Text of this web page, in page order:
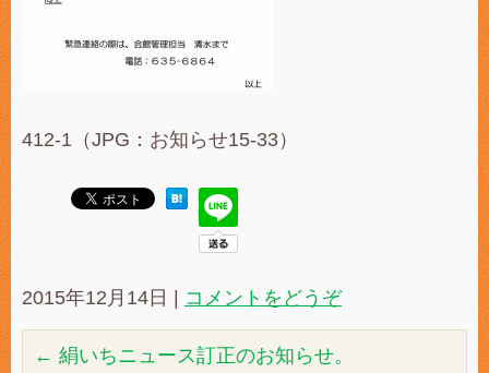
412-1（JPG：お知らせ15-33）
2015年12月14日 コメントをどうぞ
← 絹いちニュース訂正のお知らせ。